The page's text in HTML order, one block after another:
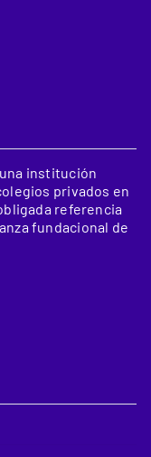
institución
privados en
referencia
fundacional de